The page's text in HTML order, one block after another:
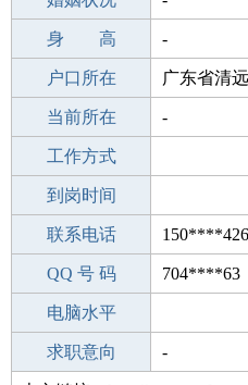
学 历 高中
身 高 -
毕业学校 宁德鹤峰
户口所在 广东省清
所学专业 -
当前所在 -
工作经验
工作方式
驾 照
到岗时间
期望月薪
联系电话
手机号码 150****4269
QQ 号 码 704****63
微信号码
电脑水平
外语水平
求职意向 -